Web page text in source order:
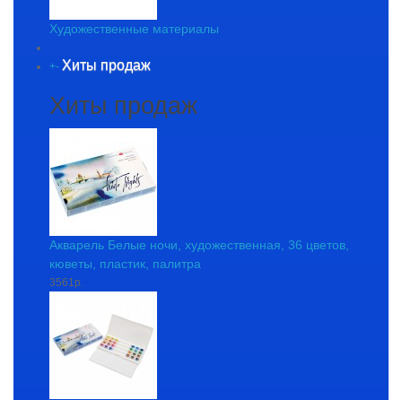
Художественные материалы
+- Хиты продаж
Хиты продаж
Акварель Белые ночи, художественная, 36 цветов,
кюветы, пластик, палитра
3561р.